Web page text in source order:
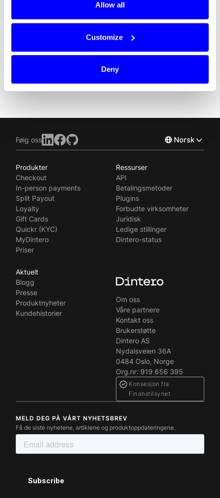
Allow all
Customize
Deny
Følg oss Norsk
Svenska
Produkter
Checkout
In-person payments
Split Payout
Loyalty
Gift Cards
Quickr (KYC)
MyDintero
Priser
Ressurser
API
Betalingsmetoder
Plugins
Forbudte virksomheter
Juridisk
Ledige stillinger
Dintero-status
Aktuelt
Blogg
Presse
Produktnyheter
Kundehistorier
Om oss
Våre partnere
Kontakt oss
Brukerstøtte
Dintero AS
Nydalsveien 36A
0484 Oslo, Norge
Org.nr: 919 656 395
Konsesjon fra
Finanstilsynet
MELD DEG PÅ VÅRT NYHETSBREV
Få de siste nyhetene, artiklene og produktoppdateringene.